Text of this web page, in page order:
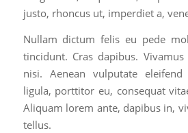
justo, rhoncus ut, imperdiet a,
Nullam dictum felis eu pede
tincidunt. Cras dapibus.
nisi. Aenean vulputate
ligula, porttitor eu, consequat
Aliquam lorem ante, dapibus in,
tellus.